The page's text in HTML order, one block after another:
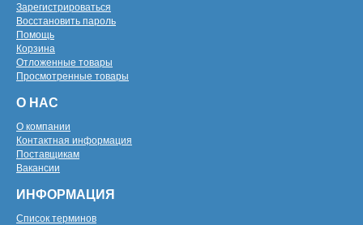
Зарегистрироваться
Восстановить пароль
Помощь
Корзина
Отложенные товары
Просмотренные товары
О НАС
О компании
Контактная информация
Поставщикам
Вакансии
ИНФОРМАЦИЯ
Список терминов